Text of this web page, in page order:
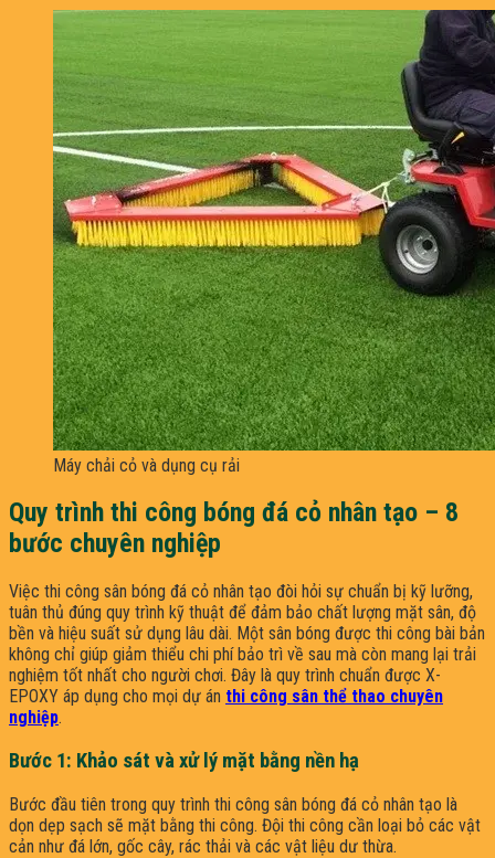
Máy chải cỏ và dụng cụ rải
Quy trình thi công bóng đá cỏ nhân tạo – 8
bước chuyên nghiệp
Việc thi công sân bóng đá cỏ nhân tạo đòi hỏi sự chuẩn bị kỹ lưỡng,
tuân thủ đúng quy trình kỹ thuật để đảm bảo chất lượng mặt sân, độ
bền và hiệu suất sử dụng lâu dài. Một sân bóng được thi công bài bản
không chỉ giúp giảm thiểu chi phí bảo trì về sau mà còn mang lại trải
nghiệm tốt nhất cho người chơi. Đây là quy trình chuẩn được X-
EPOXY áp dụng cho mọi dự án thi công sân thể thao chuyên
nghiệp.
Bước 1: Khảo sát và xử lý mặt bằng nền hạ
Bước đầu tiên trong quy trình thi công sân bóng đá cỏ nhân tạo là
dọn dẹp sạch sẽ mặt bằng thi công. Đội thi công cần loại bỏ các vật
cản như đá lớn, gốc cây, rác thải và các vật liệu dư thừa.